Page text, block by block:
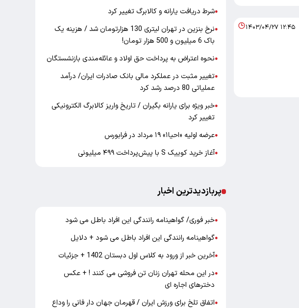
۱۴۰۳/۰۴/۲۷ ۱۲:۴۵
●شرط دریافت یارانه و کالابرگ تغییر کرد
●
نرخ بنزین در تهران لیتری 130 هزارتومان شد / هزینه یک
باک 6 میلیون و 500 هزار تومان!
●نحوه اعتراض به پرداخت حق اولاد و عائله‌مندی بازنشستگان
●تغییر مثبت در عملکرد مالی بانک صادرات ایران/ درآمد
عملیاتی 80 درصد رشد کرد
●خبر ویژه برای یارانه بگیران / تاریخ واریز کالابرگ الکترونیکی
تغییر کرد
●عرضه اولیه «احیا۱» ۱۹ مرداد در فرابورس
●آغاز خرید کوییک S با پیش‌پرداخت ۴۹۹ میلیونی
پربازدیدترین اخبار
●خبر فوری/ گواهینامه رانندگی این افراد باطل می شود
●گواهینامه رانندگی این افراد باطل می شود + دلایل
●آخرین خبر از ورود به کلاس اول دبستان 1402 + جزئیات
●در این محله تهران زنان تن فروشی می کنند ! + عکس
دخترهای اجاره ای
●اتفاق تلخ برای ورزش ایران / قهرمان جهان دار فانی را وداع